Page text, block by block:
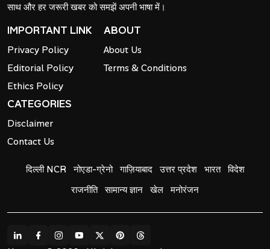
साथ और हर जरूरी खबर को समझें अपनी भाषा में।
IMPORTANT LINK
Privacy Policy
Editorial Policy
Ethics Policy
ABOUT
About Us
Terms & Conditions
CATEGORIES
Disclaimer
Contact Us
दिल्ली NCR नोएडा-ग्रेनो गाज़ियाबाद उत्तर प्रदेश भारत विदेश
राजनीति सामान्य ज्ञान खेल मनोरंजन